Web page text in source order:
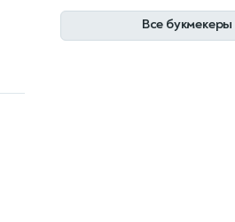
Все букмекеры